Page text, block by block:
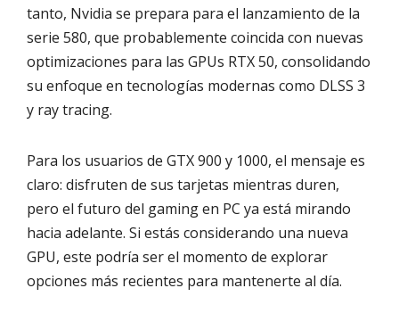
tanto, Nvidia se prepara para el lanzamiento de la
serie 580, que probablemente coincida con nuevas
optimizaciones para las GPUs RTX 50, consolidando
su enfoque en tecnologías modernas como DLSS 3
y ray tracing.
Para los usuarios de GTX 900 y 1000, el mensaje es
claro: disfruten de sus tarjetas mientras duren,
pero el futuro del gaming en PC ya está mirando
hacia adelante. Si estás considerando una nueva
GPU, este podría ser el momento de explorar
opciones más recientes para mantenerte al día.